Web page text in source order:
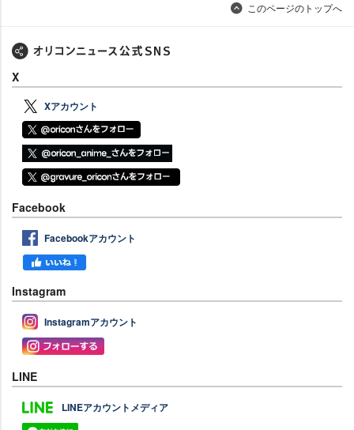
このページのトップへ
X
Xアカウント
Facebook
Facebookアカウント
Instagram
Instagramアカウント
LINE
LINEアカウントメディア